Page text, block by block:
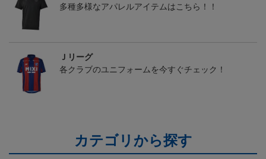
多種多様なアパレルアイテムはこちら！！
Ｊリーグ
各クラブのユニフォームを今すぐチェック！
カテゴリから探す